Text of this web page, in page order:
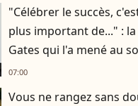
"Célébrer le succès,
plus important de..." :
Gates qui l'a mené au
07:00
Vous ne rangez sans